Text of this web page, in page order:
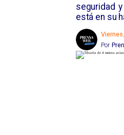
seguridad
está en su
Por